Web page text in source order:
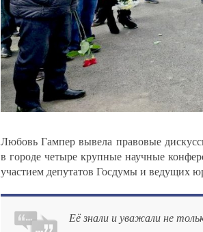
Любовь Гампер вывела правовые
в городе четыре крупные научные
участием депутатов Госдумы и ведущих
Её знали и уважали не